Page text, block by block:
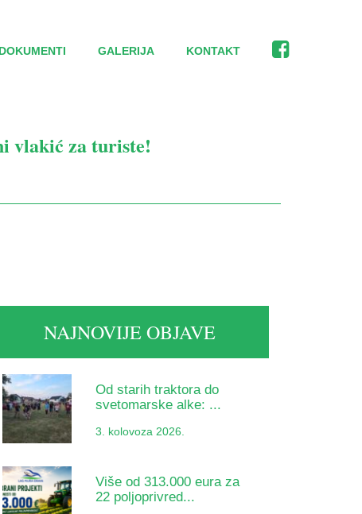
DOKUMENTI GALERIJA KONTAKT
vlakić za turiste!
NAJNOVIJE OBJAVE
Od starih traktora do
svetomarske alke: ...
3. kolovoza 2026.
Više od 313.000 eura za
22 poljoprivred...